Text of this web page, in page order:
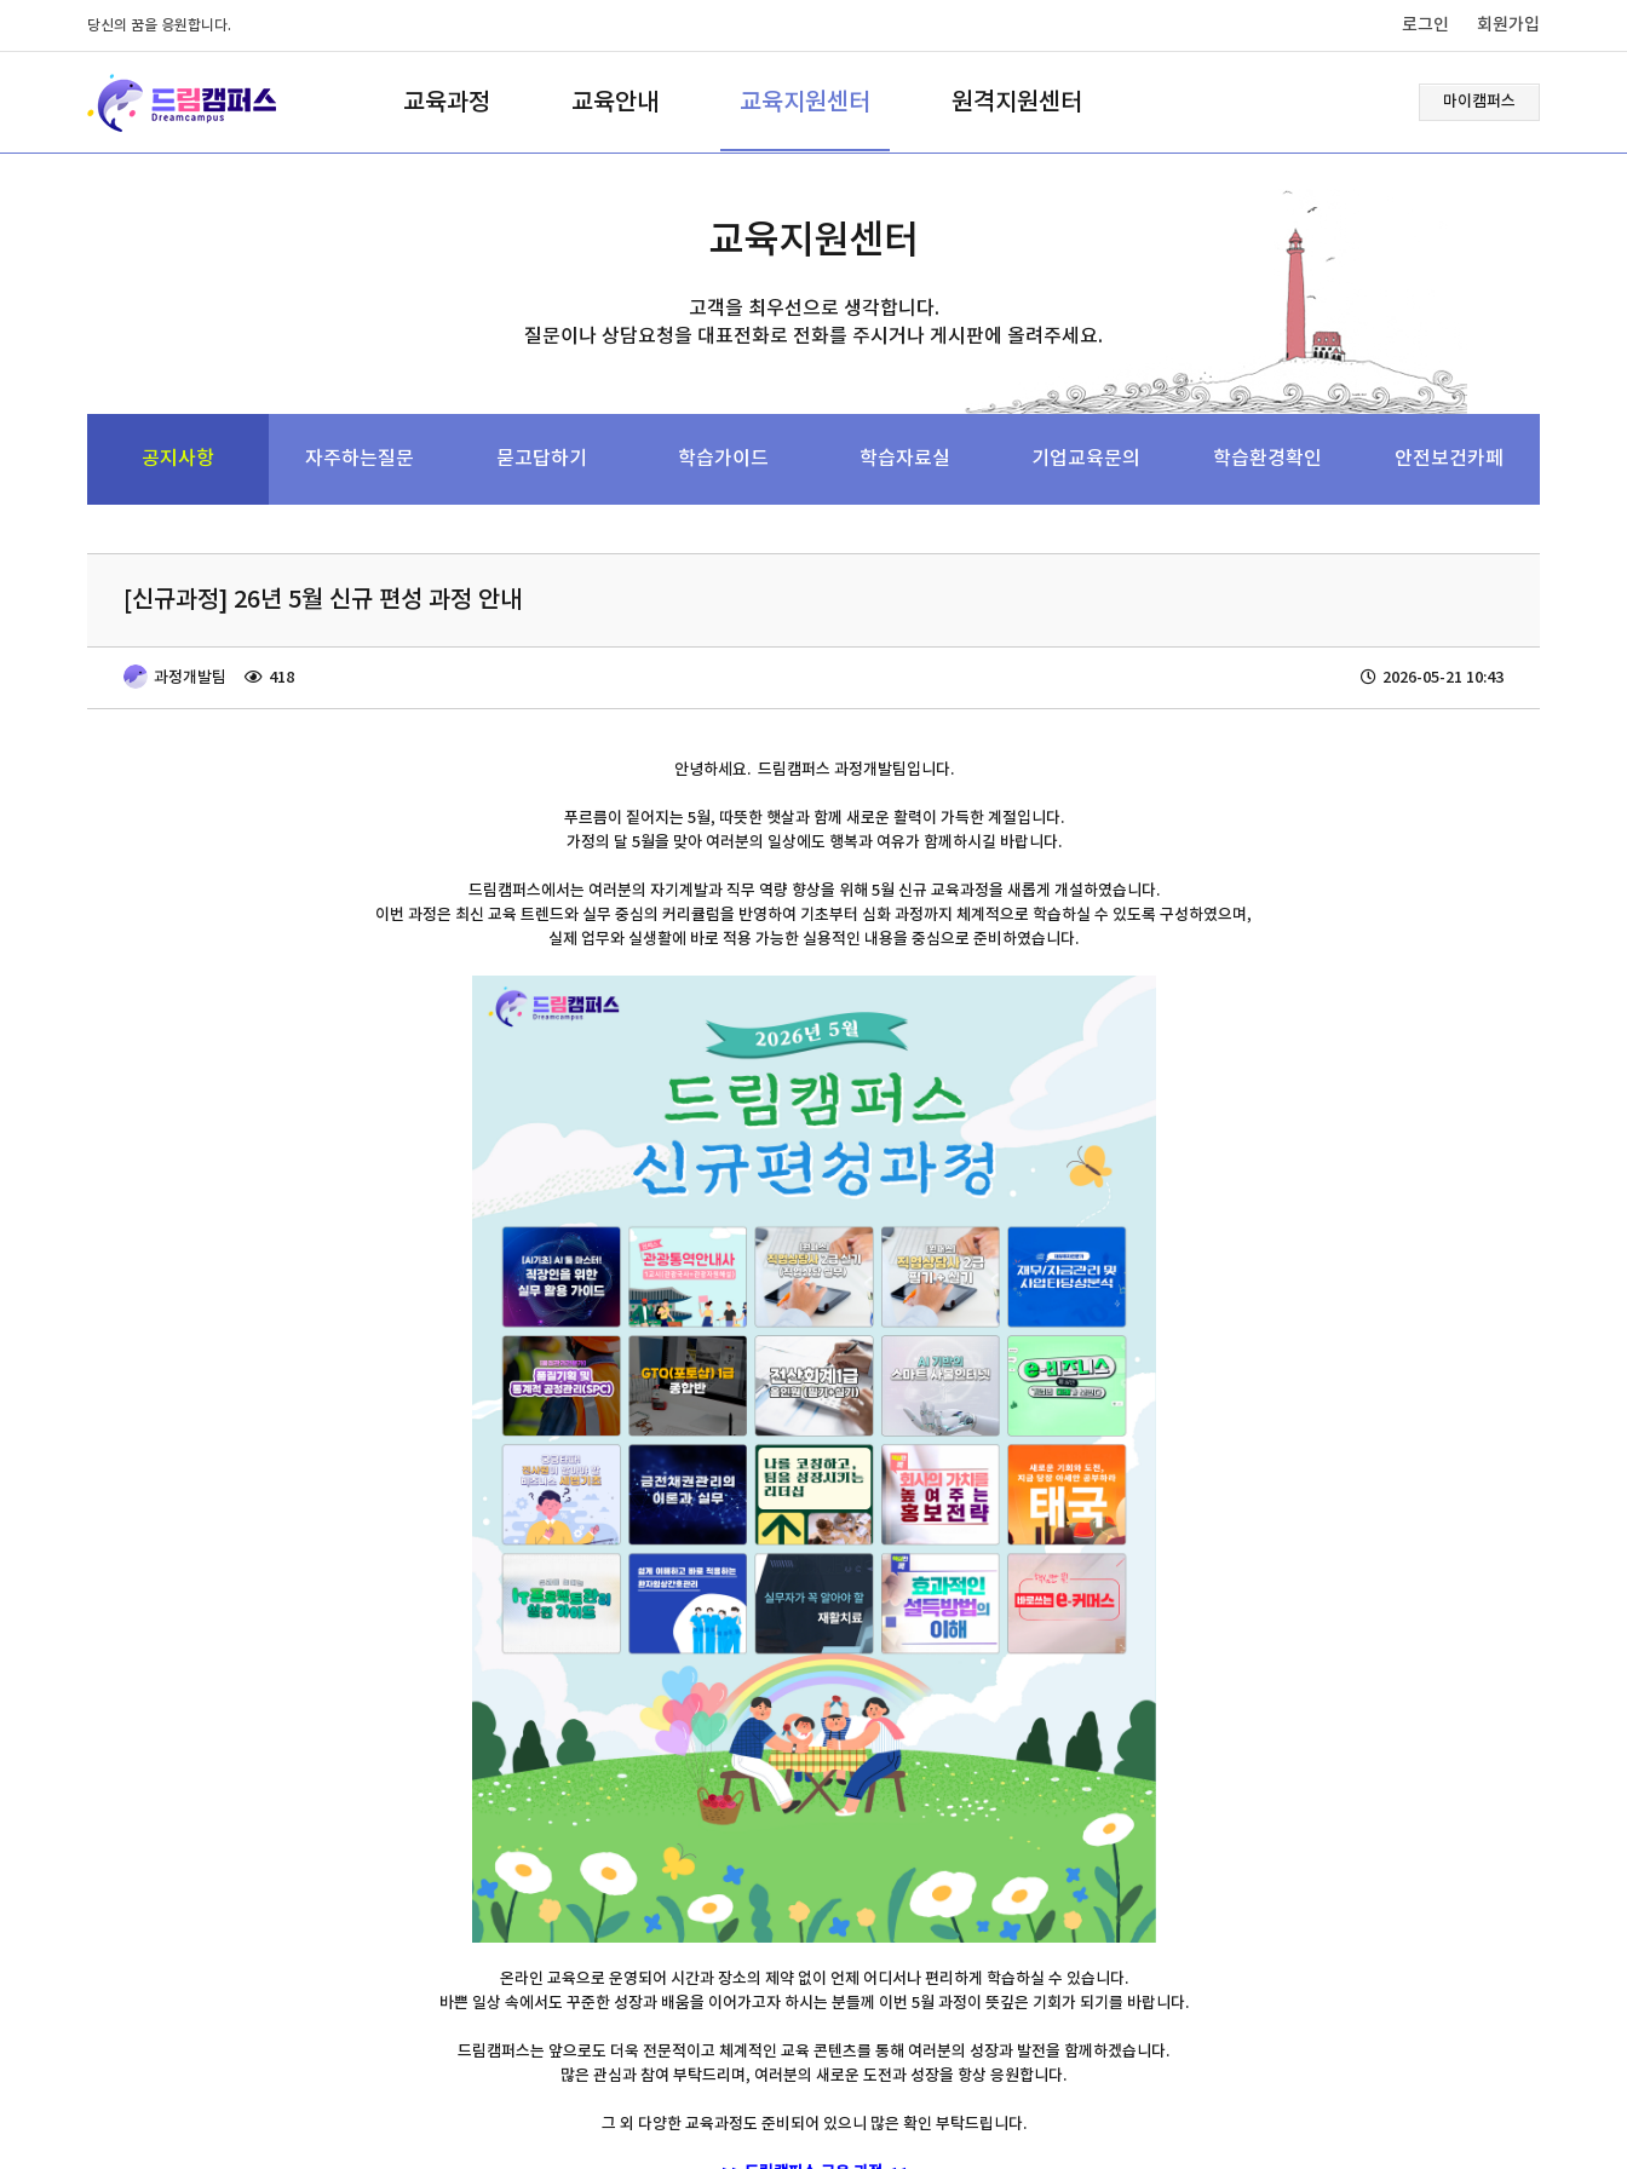
당신의 꿈을 응원합니다. 로그인 회원가입
교육과정 교육안내 교육지원센터 원격지원센터 마이캠퍼스
교육지원센터
고객을 최우선으로 생각합니다.
질문이나 상담요청을 대표전화로 전화를 주시거나 게시판에 올려주세요.
공지사항 자주하는질문 묻고답하기 학습가이드 학습자료실 기업교육문의 학습환경확인 안전보건카페
[신규과정] 26년 5월 신규 편성 과정 안내
과정개발팀 418 2026-05-21 10:43
안녕하세요. 드림캠퍼스 과정개발팀입니다.
푸르름이 짙어지는 5월, 따뜻한 햇살과 함께 새로운 활력이 가득한 계절입니다.
가정의 달 5월을 맞아 여러분의 일상에도 행복과 여유가 함께하시길 바랍니다.
드림캠퍼스에서는 여러분의 자기계발과 직무 역량 향상을 위해 5월 신규 교육과정을 새롭게 개설하였습니다.
이번 과정은 최신 교육 트렌드와 실무 중심의 커리큘럼을 반영하여 기초부터 심화 과정까지 체계적으로 학습하실 수 있도록 구성하였으며,
실제 업무와 실생활에 바로 적용 가능한 실용적인 내용을 중심으로 준비하였습니다.
온라인 교육으로 운영되어 시간과 장소의 제약 없이 언제 어디서나 편리하게 학습하실 수 있습니다.
바쁜 일상 속에서도 꾸준한 성장과 배움을 이어가고자 하시는 분들께 이번 5월 과정이 뜻깊은 기회가 되기를 바랍니다.
드림캠퍼스는 앞으로도 더욱 전문적이고 체계적인 교육 콘텐츠를 통해 여러분의 성장과 발전을 함께하겠습니다.
많은 관심과 참여 부탁드리며, 여러분의 새로운 도전과 성장을 항상 응원합니다.
그 외 다양한 교육과정도 준비되어 있으니 많은 확인 부탁드립니다.